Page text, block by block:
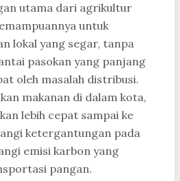
utama dari agrikultur
untuk
lokal yang segar, tanpa
pasokan yang panjang
oleh masalah distribusi.
makanan di dalam kota,
lebih cepat sampai ke
ketergantungan pada
emisi karbon yang
pangan.